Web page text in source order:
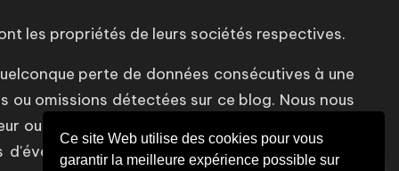
les propriétés de leurs sociétés respectives.
perte de données consécutives à une
omissions détectées sur ce blog. Nous nous
ou omission, à tout moment et sans préavis.
inexactitudes. Les points de vue
Ce site Web utilise des cookies pour vous
garantir la meilleure expérience possible sur